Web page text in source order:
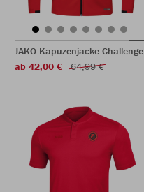
JAKO Kapuzenjacke Challenge
ab 42,00 €
64,99 €